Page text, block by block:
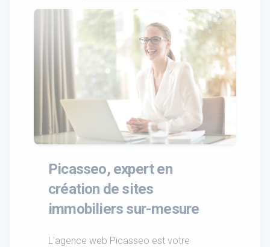
Picasseo, expert en
création de sites
immobiliers sur-mesure
L'agence web Picasseo est votre